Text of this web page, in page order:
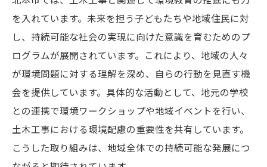
を入れています。未来を担う子どもたちや地域住民に対
し、持続可能な社会の実現に向けた意識を育むためのプ
ログラムが展開されています。これにより、地域の人々
が環境問題に対する理解を深め、自らの行動を見直す機
会を提供しています。具体的な活動として、地元の学校
との連携で環境ワークショップや地域イベントを行い、
土木工事における環境配慮の重要性を共有しています。
こうした取り組みは、地域全体での持続可能な発展につ